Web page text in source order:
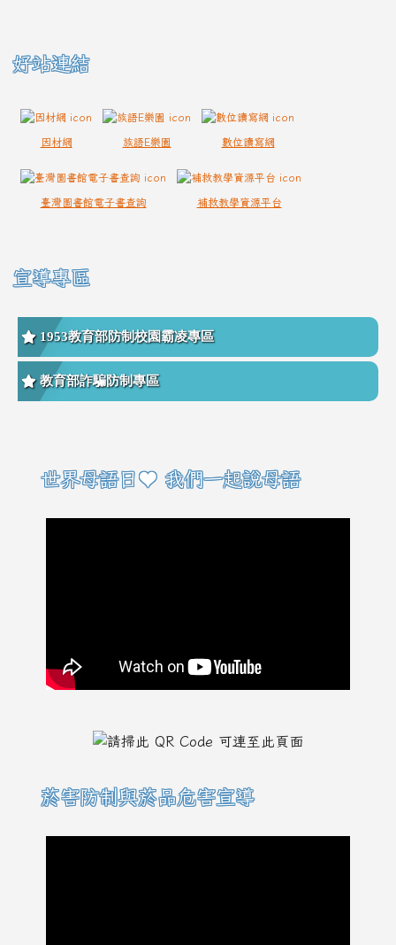
好站連結
因材網 族語E樂園 數位讀寫網
臺灣圖書館電子書查詢 補救教學資源平台
宣導專區
1953教育部防制校園霸凌專區
教育部詐騙防制專區
右邊區域內容
世界母語日♥ 我們一起說母語
菸害防制與菸品危害宣導